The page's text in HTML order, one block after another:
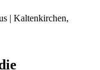
| Kaltenkirchen,